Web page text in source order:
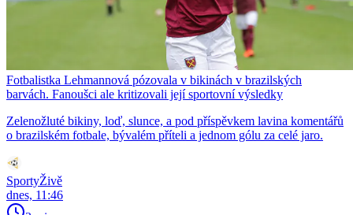
Fotbalistka Lehmannová pózovala v bikinách v brazilských
barvách. Fanoušci ale kritizovali její sportovní výsledky
Zelenožluté bikiny, loď, slunce, a pod příspěvkem lavina komentářů
o brazilském fotbale, bývalém příteli a jednom gólu za celé jaro.
SportyŽivě
dnes, 11:46